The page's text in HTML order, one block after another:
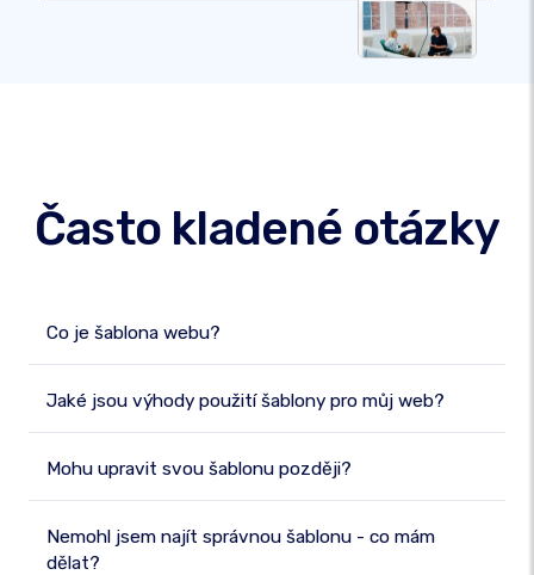
Často kladené otázky
Co je šablona webu?
Jaké jsou výhody použití šablony pro můj web?
Mohu upravit svou šablonu později?
Nemohl jsem najít správnou šablonu - co mám
dělat?